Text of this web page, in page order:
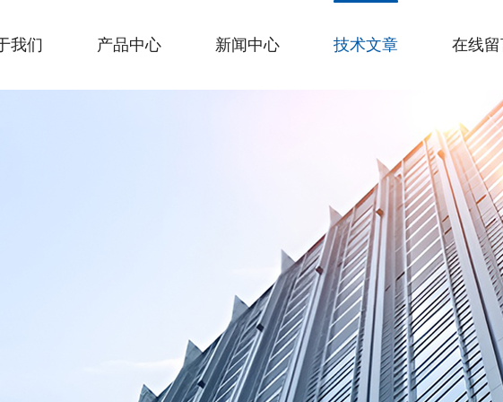
我们 产品中心 新闻中心 技术文章 在线